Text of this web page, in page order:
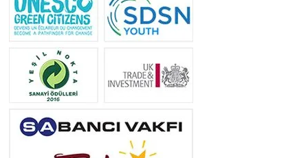
Yeliz Yılmaz
Tüm yazıları görüntüle